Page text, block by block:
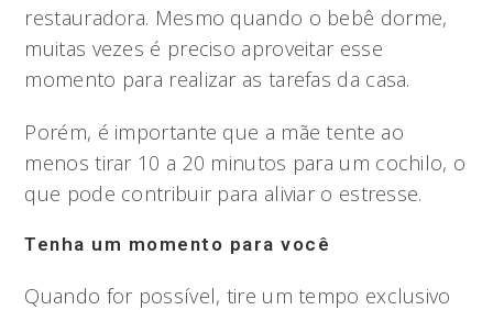
restauradora. Mesmo quando o bebê dorme,
muitas vezes é preciso aproveitar esse
momento para realizar as tarefas da casa.
Porém, é importante que a mãe tente ao
menos tirar 10 a 20 minutos para um cochilo, o
que pode contribuir para aliviar o estresse.
Tenha um momento para você
Quando for possível, tire um tempo exclusivo